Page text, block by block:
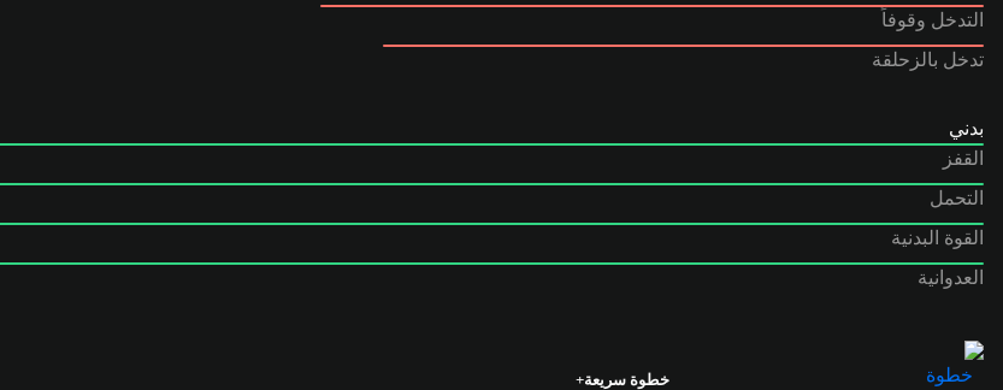
التدخل وقوفاً
تدخل بالزحلقة
بدني
القفز
التحمل
القوة البدنية
العدوانية
خطوة سريعة+